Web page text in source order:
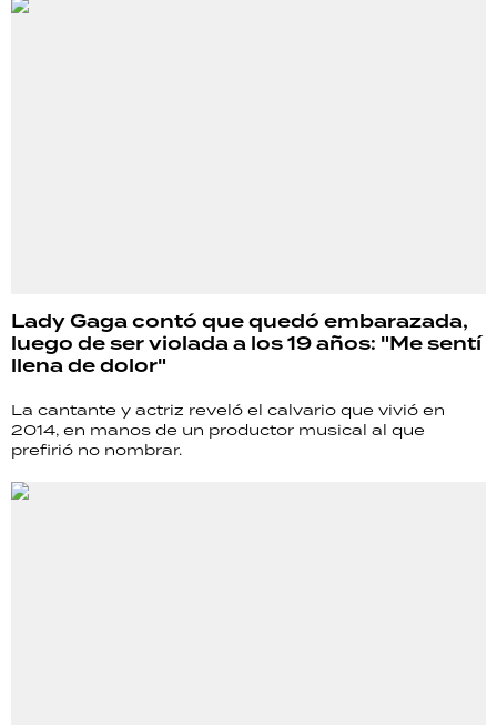
Lady Gaga contó que quedó embarazada,
luego de ser violada a los 19 años: "Me sentí
llena de dolor"
La cantante y actriz reveló el calvario que vivió en
2014, en manos de un productor musical al que
prefirió no nombrar.